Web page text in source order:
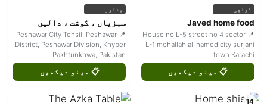
کراچی
Javed home food
📍 House no L-5 street no 4 sector
L-1 mohallah al-hamed city surjani
town Karachi
📋 مینو دیکھیں
پشاور
سبزیاں ، گوشت ، دالیں
📍 Peshawar City Tehsil, Peshawar
District, Peshawar Division, Khyber
Pakhtunkhwa, Pakistan
📋 مینو دیکھیں
14